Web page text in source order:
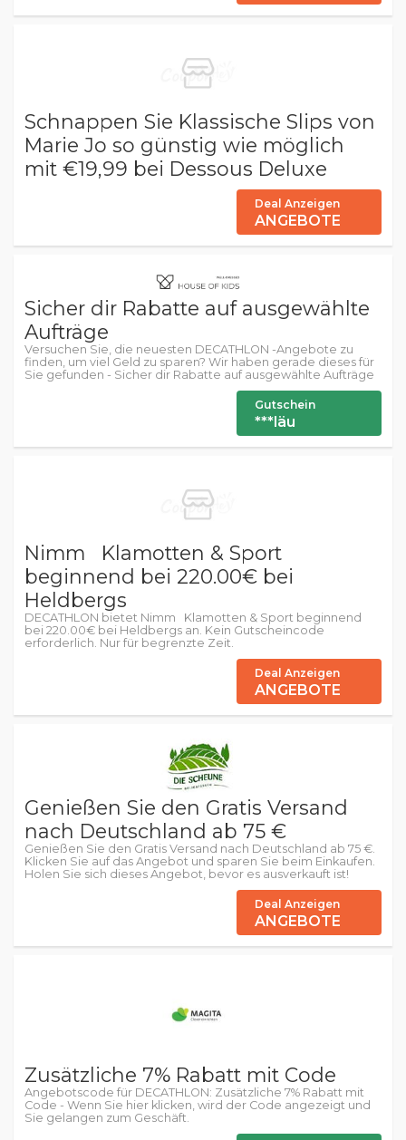
Schnappen Sie Klassische Slips von
Marie Jo so günstig wie möglich
mit €19,99 bei Dessous Deluxe
Deal Anzeigen
ANGEBOTE
Sicher dir Rabatte auf ausgewählte
Aufträge
Versuchen Sie, die neuesten DECATHLON -Angebote zu
finden, um viel Geld zu sparen? Wir haben gerade dieses für
Sie gefunden - Sicher dir Rabatte auf ausgewählte Aufträge
Gutschein
***läu
Nimm Klamotten & Sport
beginnend bei 220.00€ bei
Heldbergs
DECATHLON bietet Nimm Klamotten & Sport beginnend
bei 220.00€ bei Heldbergs an. Kein Gutscheincode
erforderlich. Nur für begrenzte Zeit.
Deal Anzeigen
ANGEBOTE
Genießen Sie den Gratis Versand
nach Deutschland ab 75 €
Genießen Sie den Gratis Versand nach Deutschland ab 75 €.
Klicken Sie auf das Angebot und sparen Sie beim Einkaufen.
Holen Sie sich dieses Angebot, bevor es ausverkauft ist!
Deal Anzeigen
ANGEBOTE
Zusätzliche 7% Rabatt mit Code
Angebotscode für DECATHLON: Zusätzliche 7% Rabatt mit
Code - Wenn Sie hier klicken, wird der Code angezeigt und
Sie gelangen zum Geschäft.